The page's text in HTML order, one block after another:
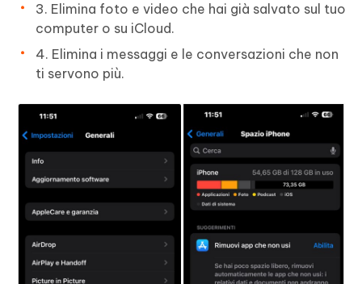
3. Elimina foto e video che hai già salvato sul tuo
computer o su iCloud.
4. Elimina i messaggi e le conversazioni che non
ti servono più.